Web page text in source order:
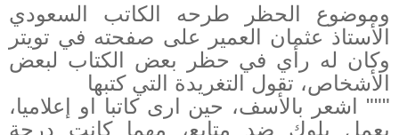
وموضوع الحظر طرحه الكاتب السعودي
الأستاذ عثمان العمير على صفحته في تويتر
وكان له رأي في حظر بعض الكتاب لبعض
الأشخاص، تقول التغريدة التي كتبها
""" اشعر بالأسف، حين ارى كاتبا او إعلاميا،
يعمل بلوك ضد متابع، مهما كانت درجة